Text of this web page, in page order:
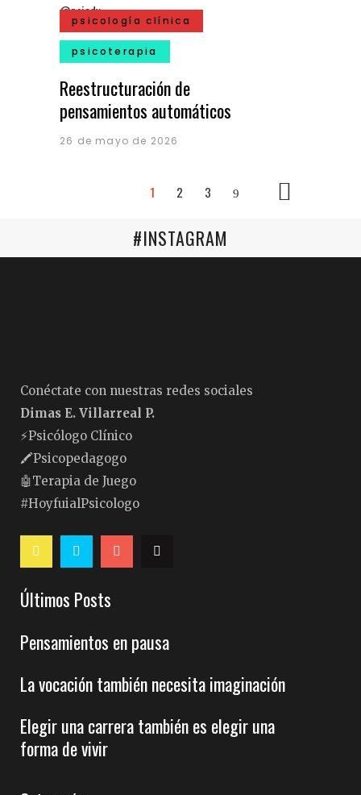
psicología clínica
psicoterapia
Reestructuración de
pensamientos automáticos
26 de mayo de 2026
1 2 3
#INSTAGRAM
Conéctate con nuestras redes sociales
Dimas E. Villarreal P.
⚡️Psicólogo Clínico
🖍Psicopedagogo
🤖Terapia de Juego
#HoyfuialPsicologo
Últimos Posts
Pensamientos en pausa
La vocación también necesita imaginación
Elegir una carrera también es elegir una
forma de vivir